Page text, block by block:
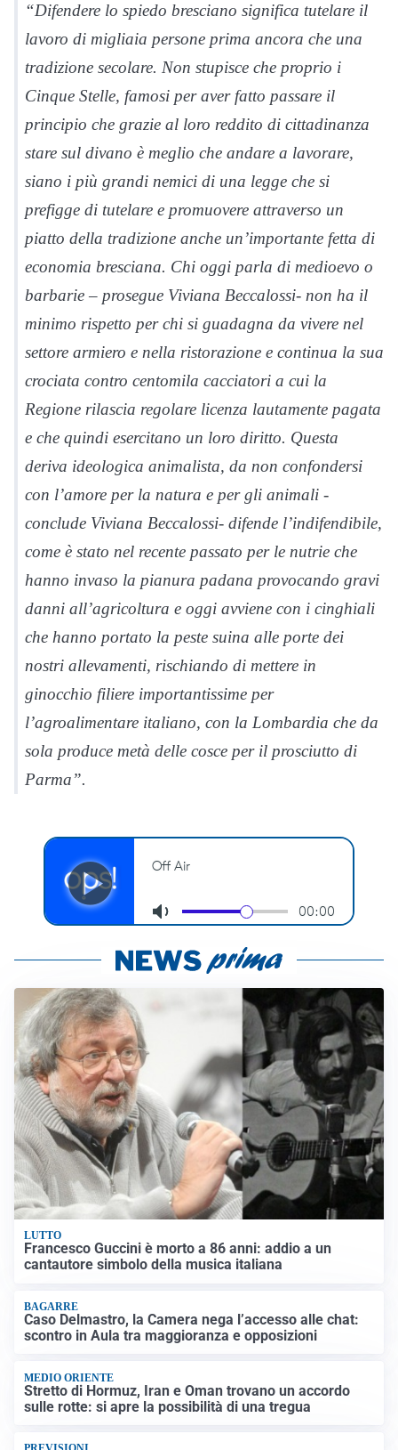
“Difendere lo spiedo bresciano significa tutelare il
lavoro di migliaia persone prima ancora che una
tradizione secolare. Non stupisce che proprio i
Cinque Stelle, famosi per aver fatto passare il
principio che grazie al loro reddito di cittadinanza
stare sul divano è meglio che andare a lavorare,
siano i più grandi nemici di una legge che si
prefigge di tutelare e promuovere attraverso un
piatto della tradizione anche un’importante fetta di
economia bresciana. Chi oggi parla di medioevo o
barbarie – prosegue Viviana Beccalossi- non ha il
minimo rispetto per chi si guadagna da vivere nel
settore armiero e nella ristorazione e continua la sua
crociata contro centomila cacciatori a cui la
Regione rilascia regolare licenza lautamente pagata
e che quindi esercitano un loro diritto. Questa
deriva ideologica animalista, da non confondersi
con l’amore per la natura e per gli animali -
conclude Viviana Beccalossi- difende l’indifendibile,
come è stato nel recente passato per le nutrie che
hanno invaso la pianura padana provocando gravi
danni all’agricoltura e oggi avviene con i cinghiali
che hanno portato la peste suina alle porte dei
nostri allevamenti, rischiando di mettere in
ginocchio filiere importantissime per
l’agroalimentare italiano, con la Lombardia che da
sola produce metà delle cosce per il prosciutto di
Parma”.
LUTTO
Francesco Guccini è morto a 86 anni: addio a un
cantautore simbolo della musica italiana
BAGARRE
Caso Delmastro, la Camera nega l’accesso alle chat:
scontro in Aula tra maggioranza e opposizioni
MEDIO ORIENTE
Stretto di Hormuz, Iran e Oman trovano un accordo
sulle rotte: si apre la possibilità di una tregua